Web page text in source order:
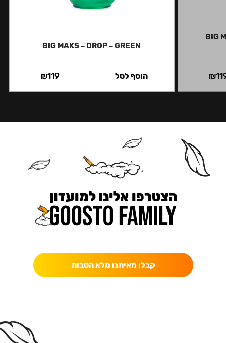
BIG
₪
BIG MAKS – DROP – GREEN
₪119 הוסף לסל
הצטרפו אלינו למועדון
קבלו מאיתנו מלא הטבות